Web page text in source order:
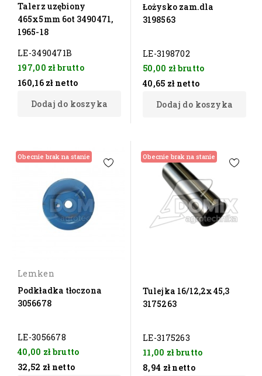
Talerz uzębiony
465x5mm 6ot 3490471,
1965-18
LE-3490471B
197,00 złbrutto
160,16 zł netto
Dodaj do koszyka
Łożysko zam.dla
3198563
LE-3198702
50,00 złbrutto
40,65 zł netto
Dodaj do koszyka
Obecnie brak na stanie
Lemken
Podkładka tłoczona
3056678
LE-3056678
40,00 złbrutto
32,52 zł netto
Obecnie brak na stanie
Tulejka 16/12,2x45,3
3175263
LE-3175263
11,00 złbrutto
8,94 zł netto